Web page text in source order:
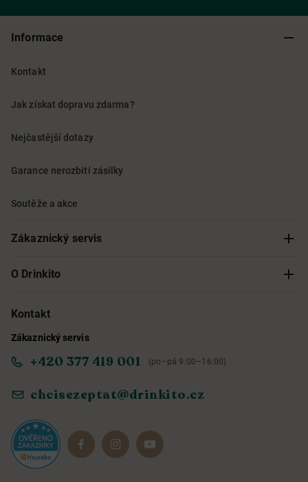
Informace
Kontakt
Jak získat dopravu zdarma?
Nejčastější dotazy
Garance nerozbití zásilky
Soutěže a akce
Zákaznický servis
Sledování objednávky
Obchodní podmínky
Reklamace a vrácení
O Drinkito
O nás
Informace o přístupnosti služby
Dárkové sady
Kontakt
Zákaznický servis
+420 377 419 001 (po–pá 9:00–16:00)
chcisezeptat@drinkito.cz